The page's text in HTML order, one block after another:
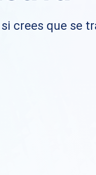
crees que se